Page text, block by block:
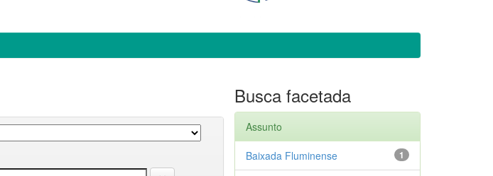
Busca facetada
Assunto
1
Baixada Fluminense